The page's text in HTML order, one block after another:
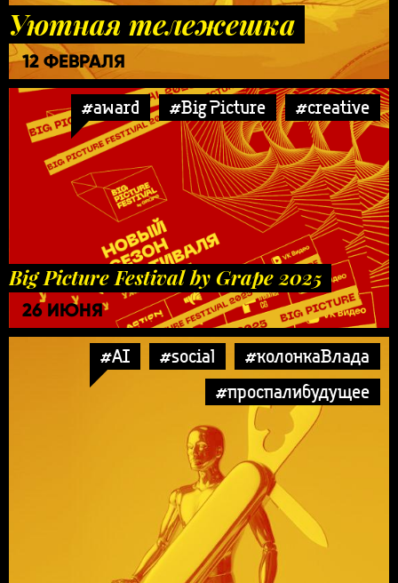
Уютная тележешка
12 ФЕВРАЛЯ
#award #Big Picture #creative
Big Picture Festival by Grape 2025
26 ИЮНЯ
#AI #social
#колонкаВлада
#проспалибудущее